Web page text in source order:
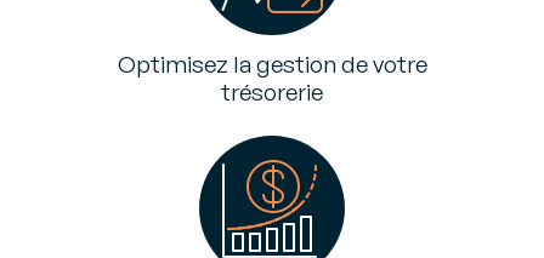
Optimisez la gestion de votre
trésorerie